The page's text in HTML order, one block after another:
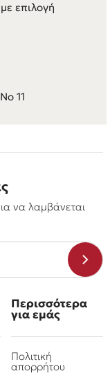
επιλογή
11
να λαμβάνεται
Περισσότερα
για εμάς
Πολιτική
απορρήτου